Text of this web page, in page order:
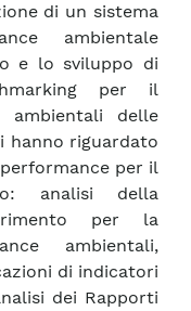
di un sistema
ambientale
e lo sviluppo di
per il
delle
hanno riguardato
per il
analisi della
per la
ambientali,
di indicatori
dei Rapporti